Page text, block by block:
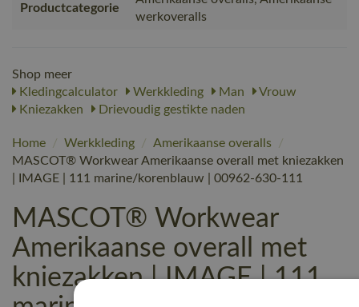
Productcategorie
werkoveralls
Shop meer
Kledingcalculator
Werkkleding Man
Vrouw
Kniezakken
Drievoudig gestikte naden
Home / Werkkleding / Amerikaanse overalls
/
MASCOT® Workwear Amerikaanse overall met kniezakken
| IMAGE | 111 marine/korenblauw | 00962-630-111
MASCOT® Workwear
Amerikaanse overall met
kniezakken | IMAGE | 111